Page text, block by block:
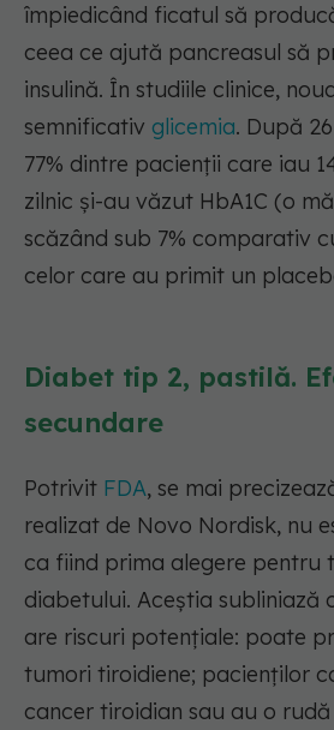
împiedicând ficatul să
ceea ce ajută pancreasul să
insulină. În studiile clinice,
semnificativ glicemia. După
77% dintre pacienții care iau
zilnic și-au văzut HbA1C (o
scăzând sub 7% comparativ
celor care au primit un
Diabet tip 2, pastilă.
secundare
Potrivit FDA, se mai
realizat de Novo Nordisk, nu
ca fiind prima alegere pentru
diabetului. Aceștia subliniază
are riscuri potențiale: poate
tumori tiroidiene; pacienților
cancer tiroidian sau au o